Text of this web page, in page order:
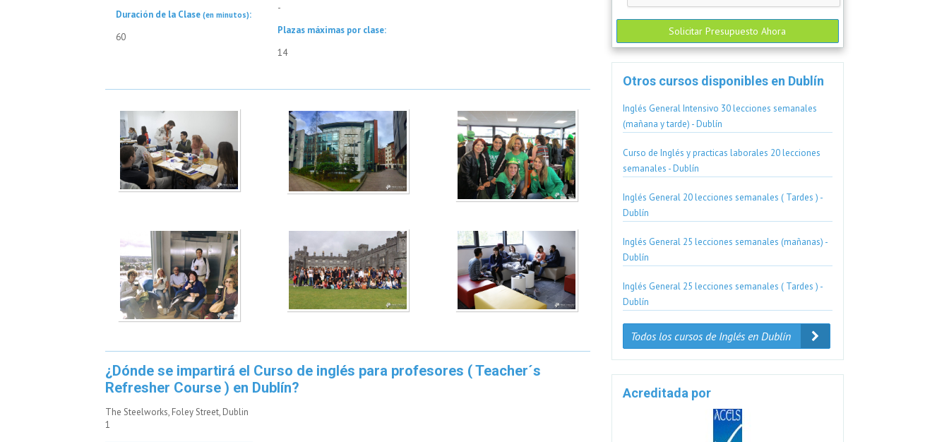
Duración de la Clase(en minutos):
60
-
Plazas máximas por clase:
14
¿Dónde se impartirá el Curso de inglés para profesores ( Teacher´s
Refresher Course ) en Dublín?
The Steelworks, Foley Street, Dublin
1
Solicitar Presupuesto Ahora
Otros cursos disponibles en Dublín
Inglés General Intensivo 30 lecciones semanales
(mañana y tarde) - Dublín
Curso de Inglés y practicas laborales 20 lecciones
semanales - Dublín
Inglés General 20 lecciones semanales ( Tardes ) -
Dublín
Inglés General 25 lecciones semanales (mañanas) -
Dublín
Inglés General 25 lecciones semanales ( Tardes ) -
Dublín
Todos los cursos de Inglés en Dublín
Acreditada por